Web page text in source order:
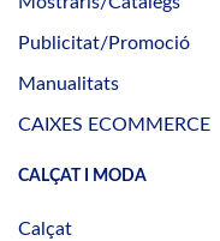
Publicitat/Promoció
Manualitats
CAIXES ECOMMERCE
CALÇAT I MODA
Calçat